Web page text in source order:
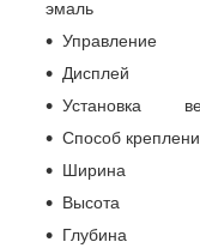
эмаль
Управление
Дисплей
Установка
Способ
Ширина
Высота
Глубина